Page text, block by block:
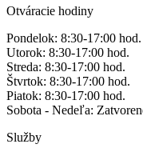
Otváracie hodiny
Pondelok: 8:30-17:00 hod.
Utorok: 8:30-17:00 hod.
Streda: 8:30-17:00 hod.
Štvrtok: 8:30-17:00 hod.
Piatok: 8:30-17:00 hod.
Sobota - Nedeľa:
Služby